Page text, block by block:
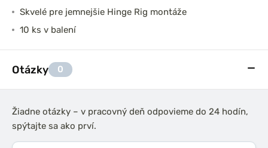
Skvelé pre jemnejšie Hinge Rig montáže
10 ks v balení
Otázky 0
Žiadne otázky – v pracovný deň odpovieme do 24 hodín,
spýtajte sa ako prví.